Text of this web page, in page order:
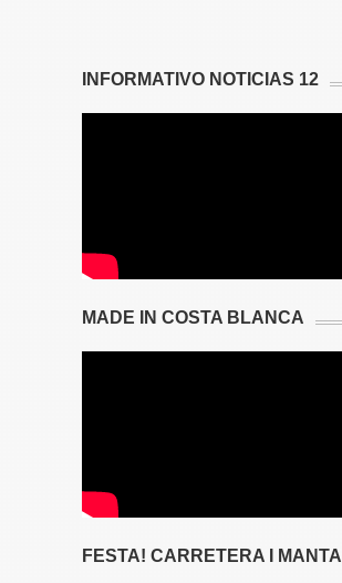
INFORMATIVO NOTICIAS 12
MADE IN COSTA BLANCA
FESTA! CARRETERA I MANTA